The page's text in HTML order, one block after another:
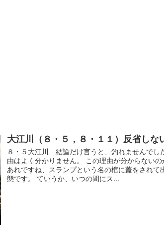
大江川（８・５，８・１１）反省しな
８・５大江川 結論だけ言うと、釣れませんでし
由はよく分かりません。 この理由が分からない
あれですね、スランプという名の棺に蓋をされて
態です。 ていうか、いつの間にス...